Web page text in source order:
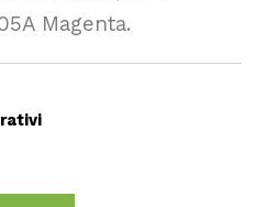
Magenta.